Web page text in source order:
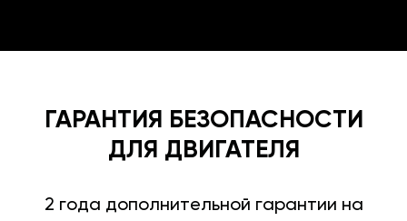
ГАРАНТИЯ БЕЗОПАСНОСТИ
ДЛЯ ДВИГАТЕЛЯ
2 года дополнительной гарантии на